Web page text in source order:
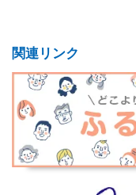
関連リンク